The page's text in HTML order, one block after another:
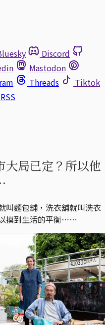
Discord
Mastodon
Threads
Tiktok
RSS
大局已定？所以他
叫麵包舖，洗衣舖就叫洗衣
摸到生活的平衡⋯⋯